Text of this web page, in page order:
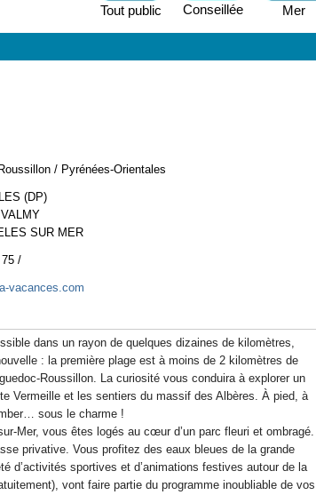
Mer
Conseillée
Tout public
/ Pyrénées-Orientales
(DP)
SUR MER
/
vacances.com
dans un rayon de quelques dizaines de kilomètres,
: la première plage est à moins de 2 kilomètres de
Roussillon. La curiosité vous conduira à explorer un
Vermeille et les sentiers du massif des Albères. À pied, à
sous le charme !
Mer, vous êtes logés au cœur d’un parc fleuri et ombragé.
privative. Vous profitez des eaux bleues de la grande
d’activités sportives et d’animations festives autour de la
vont faire partie du programme inoubliable de vos